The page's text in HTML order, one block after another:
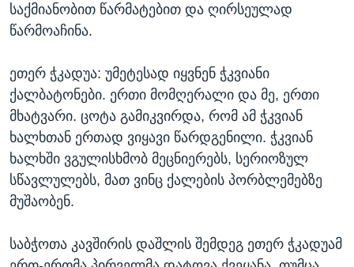
საქმიანობით წარმატებით და ღირსეულად
წარმოაჩინა.
ეთერ ჭკადუა: უმეტესად იყვნენ ჭკვიანი
ქალბატონები. ერთი მომღერალი და მე, ერთი
მხატვარი. ცოტა გამიკვირდა, რომ ამ ჭკვიან
ხალხთან ერთად ვიყავი წარდგენილი. ჭკვიან
ხალხში ვგულისხმობ მეცნიერებს, სერიოზულ
სწავლულებს, მათ ვინც ქალების პორბლემებზე
მუშაობენ.
საბჭოთა კავშირის დაშლის შემდეგ ეთერ ჭკადუამ